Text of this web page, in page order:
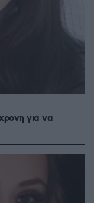
για να